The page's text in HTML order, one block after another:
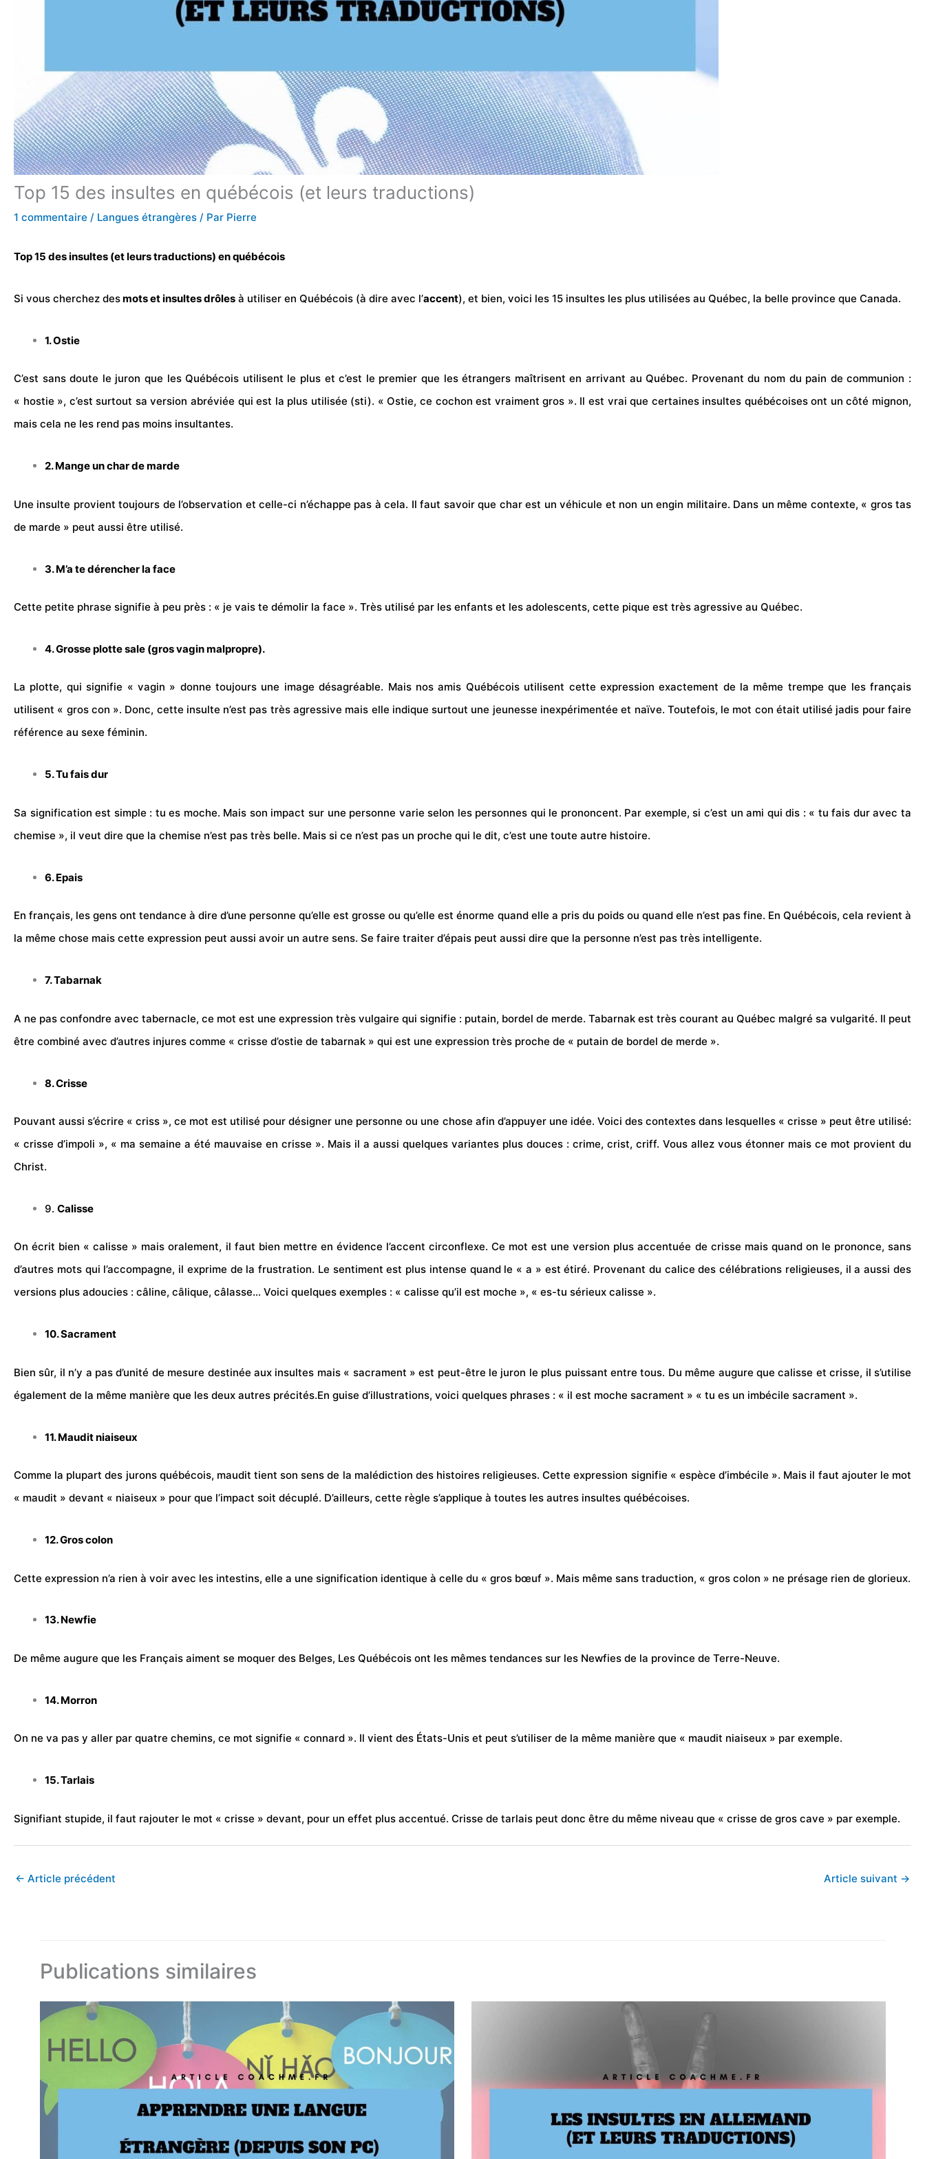
Top 15 des insultes en québécois (et leurs traductions)
1 commentaire / Langues étrangères / Par Pierre
Top 15 des insultes (et leurs traductions) en québécois
Si vous cherchez desmots etinsultesdrôles à utiliser en Québécois (à dire avec l’accent), et bien, voici les 15 insultes les plus utilisées au Québec, la belle province que Canada.
1. Ostie
C’est sans doute le juron que les Québécois utilisent le plus et c’est le premier que les étrangers maîtrisent en arrivant au Québec. Provenant du nom du pain de communion :
« hostie », c’est surtout sa version abréviée qui est la plus utilisée (sti). « Ostie, ce cochon est vraiment gros ». Il est vrai que certaines insultes québécoises ont un côté mignon,
mais cela ne les rend pas moins insultantes.
2. Mange un char de marde
Une insulte provient toujours de l’observation et celle-ci n’échappe pas à cela. Il faut savoir que char est unvéhicule et non un engin militaire. Dans un même contexte, « gros tas
de marde » peut aussi être utilisé.
3. M’a te dérencher la face
Cette petite phrase signifie à peu près : « je vais te démolir la face ». Très utilisé par les enfants et les adolescents, cette pique est très agressive au Québec.
4. Grosse plotte sale (gros vagin malpropre).
La plotte, qui signifie « vagin » donne toujours une image désagréable. Mais nos amis Québécois utilisent cette expression exactement de la même trempe que les français
utilisent « gros con ». Donc, cette insulte n’est pas très agressive mais elle indique surtout une jeunesse inexpérimentée et naïve. Toutefois, le mot con était utilisé jadis pour faire
référence au sexe féminin.
5. Tu fais dur
Sa signification est simple : tu es moche. Mais son impact sur une personne varie selon les personnes qui le prononcent. Par exemple, si c’est un ami qui dis : « tu fais dur avec ta
chemise », il veut dire que la chemise n’est pas très belle. Mais si ce n’est pas un proche qui le dit, c’est une toute autre histoire.
6. Epais
En français, les gens ont tendance à dire d’une personne qu’elle est grosse ou qu’elle est énorme quand elle a pris du poids ou quand elle n’est pas fine. En Québécois, cela revient à
la même chose mais cette expression peut aussi avoir un autre sens. Se faire traiter d’épais peut aussi dire que la personne n’est pas très intelligente.
7. Tabarnak
A ne pas confondre avec tabernacle, ce mot est une expression très vulgaire qui signifie : putain, bordel de merde. Tabarnak est très courant au Québec malgré sa vulgarité. Il peut
être combiné avec d’autres injures comme « crisse d’ostie de tabarnak » qui est une expression très proche de « putain de bordel de merde ».
8. Crisse
Pouvant aussi s’écrire « criss », ce mot est utilisé pour désigner une personne ou une chose afin d’appuyer une idée. Voici des contextes dans lesquelles « crisse » peut être utilisé:
« crisse d’impoli », « ma semaine a été mauvaise en crisse ». Mais il a aussi quelques variantes plus douces : crime, crist, criff. Vous allez vous étonner mais ce mot provient du
Christ.
9. Calisse
On écrit bien « calisse » mais oralement, il faut bien mettre en évidence l’accent circonflexe. Ce mot est une version plus accentuée de crisse mais quand on le prononce, sans
d’autres mots qui l’accompagne, il exprime de la frustration. Le sentiment est plus intense quand le « a » est étiré. Provenant du calice des célébrations religieuses, il a aussi des
versions plus adoucies : câline, câlique, câlasse… Voici quelques exemples : « calisse qu’il est moche », « es-tu sérieux calisse ».
10. Sacrament
Bien sûr, il n’y a pas d’unité de mesure destinée aux insultes mais « sacrament » est peut-être le juron le plus puissant entre tous. Du même augure que calisse et crisse, il s’utilise
également de la même manière que les deux autres précités.En guise d’illustrations, voici quelques phrases : « il est moche sacrament » « tu es un imbécile sacrament ».
11. Maudit niaiseux
Comme la plupart des jurons québécois, maudit tient son sens de la malédiction des histoires religieuses. Cette expression signifie « espèce d’imbécile ». Mais il faut ajouter le mot
« maudit » devant « niaiseux » pour que l’impact soit décuplé. D’ailleurs, cette règle s’applique à toutes les autres insultes québécoises.
12. Gros colon
Cette expression n’a rien à voir avec les intestins, elle a une signification identique à celle du « gros bœuf ». Mais même sans traduction, « gros colon » ne présage rien de glorieux.
13. Newfie
De même augure que les Français aiment se moquer des Belges, Les Québécois ont les mêmes tendances sur les Newfies de la province de Terre-Neuve.
14. Morron
On ne va pas y aller par quatre chemins, ce mot signifie « connard ». Il vient des États-Unis et peut s’utiliser de la même manière que « maudit niaiseux » par exemple.
15. Tarlais
Signifiant stupide, il faut rajouter le mot « crisse » devant, pour un effet plus accentué. Crisse de tarlais peut donc être du même niveau que « crisse de gros cave » par exemple.
← Article précédent Article suivant →
Publications similaires